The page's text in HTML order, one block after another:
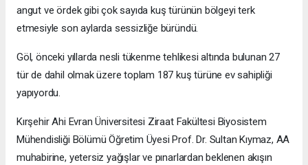
angut ve ördek gibi çok sayıda kuş türünün bölgeyi terk
etmesiyle son aylarda sessizliğe büründü.
Göl, önceki yıllarda nesli tükenme tehlikesi altında bulunan 27
tür de dahil olmak üzere toplam 187 kuş türüne ev sahipliği
yapıyordu.
Kırşehir Ahi Evran Üniversitesi Ziraat Fakültesi Biyosistem
Mühendisliği Bölümü Öğretim Üyesi Prof. Dr. Sultan Kıymaz, AA
muhabirine, yetersiz yağışlar ve pınarlardan beklenen akışın